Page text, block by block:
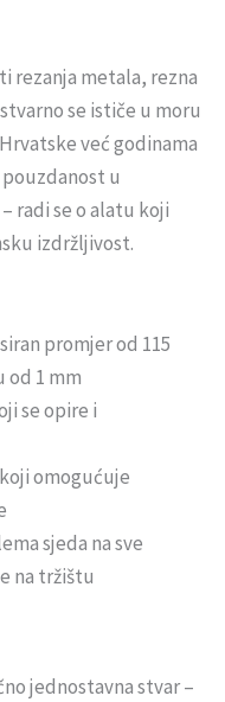
rezanja metala, rezna
se ističe u moru
već godinama
u
radi se o alatu koji
izdržljivost.
promjer od 115
1 mm
se opire i
omogućuje
sjeda na sve
na tržištu
jednostavna stvar –